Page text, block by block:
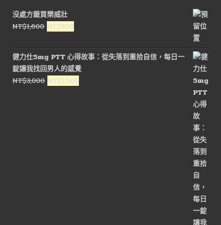
價
格：
NT$1,600。
價
格：
NT$800。
沒處方籤買樂威壯
NT$1,600 原
價
格：
NT$1,600。
NT$800
價
格：
NT$800。
健力仕5mg PTT 心得故事：從失落到重拾自信，每日一
錠讓我找回男人的感覺
NT$3,000 原
NT$1,500